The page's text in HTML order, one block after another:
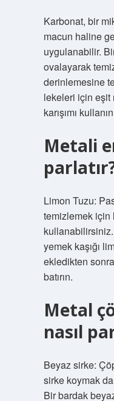
Karbonat, bir
macun haline
uygulanabilir.
ovalayarak
derinlemesine
lekeleri için eşit
karışımı
Metali
Limon Tuzu:
temizlemek için
kullanabilirsiniz.
yemek kaşığı
ekledikten
batırın.
Metal
nasıl
Beyaz sirke:
sirke koymak
Bir bardak